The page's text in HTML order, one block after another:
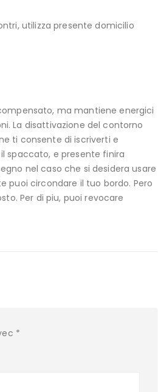
utilizza presente domicilio
ma mantiene energici
La disattivazione del contorno
ti consente di iscriverti e
spaccato, e presente finira
nel caso che si desidera usare
puoi circondare il tuo bordo. Pero
Per di piu, puoi revocare
*